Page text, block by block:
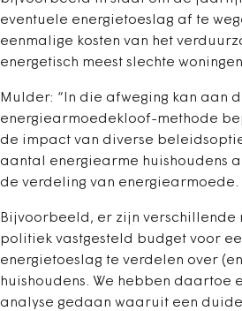
eventuele energietoeslag af te
eenmalige kosten van het
energetisch meest slechte
Mulder: “In die afweging kan aan
energiearmoedekloof-methode
de impact van diverse
aantal energiearme huishoudens
de verdeling van energiearmoede.
Bijvoorbeeld, er zijn verschillende
politiek vastgesteld budget voor
energietoeslag te verdelen over
huishoudens. We hebben daartoe
analyse gedaan waaruit een